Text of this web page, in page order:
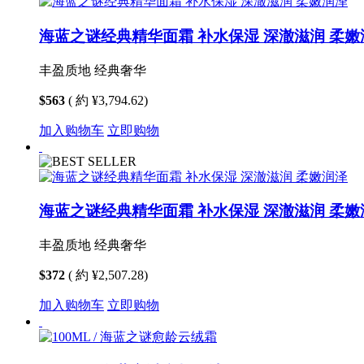
海蓝之谜经典精华面霜 补水保湿 深澈滋润 柔嫩
丰盈质地 经典奢华
$563 ( 約 ¥3,794.62)
加入购物车 立即购物
海蓝之谜经典精华面霜 补水保湿 深澈滋润 柔嫩
丰盈质地 经典奢华
$372 ( 約 ¥2,507.28)
加入购物车 立即购物